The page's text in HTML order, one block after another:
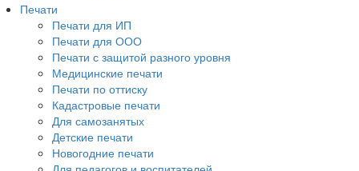
Печати
Печати для ИП
Печати для ООО
Печати с защитой разного уровня
Медицинские печати
Печати по оттиску
Кадастровые печати
Для самозанятых
Детские печати
Новогодние печати